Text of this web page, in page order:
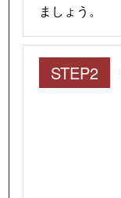
ましょう。
STEP2